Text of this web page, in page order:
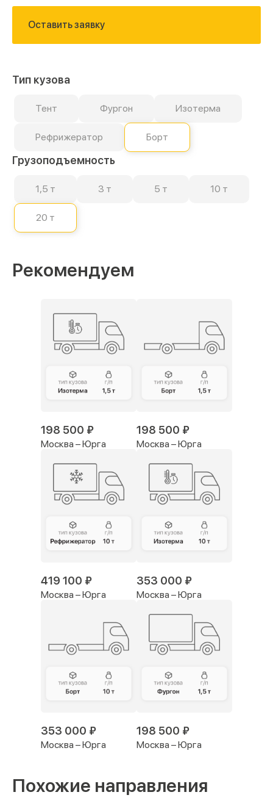
Оставить заявку
Тип кузова
Тент Фургон Изотерма
Рефрижератор Борт
Грузоподъемность
1,5 т 3 т 5 т 10 т
20 т
Рекомендуем
198 500 ₽
Москва – Юрга
198 500 ₽
Москва – Юрга
419 100 ₽
Москва – Юрга
353 000 ₽
Москва – Юрга
353 000 ₽
Москва – Юрга
198 500 ₽
Москва – Юрга
Похожие направления